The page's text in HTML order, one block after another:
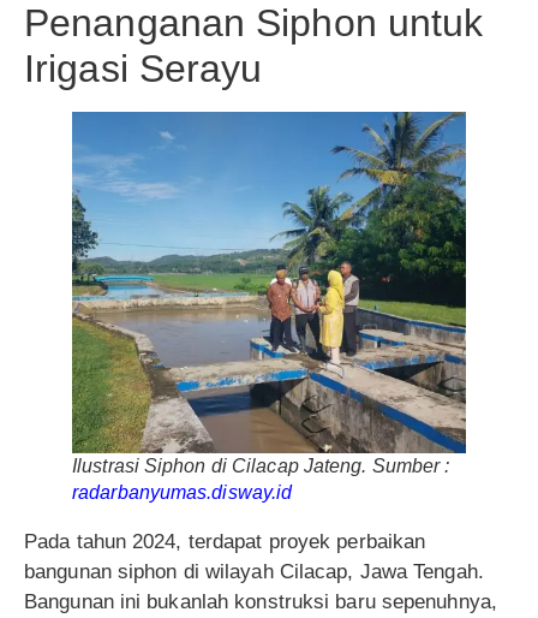
Penanganan Siphon untuk
Irigasi Serayu
Ilustrasi Siphon di Cilacap Jateng. Sumber :
radarbanyumas.disway.id
Pada tahun 2024, terdapat proyek perbaikan
bangunan siphon di wilayah Cilacap, Jawa Tengah.
Bangunan ini bukanlah konstruksi baru sepenuhnya,